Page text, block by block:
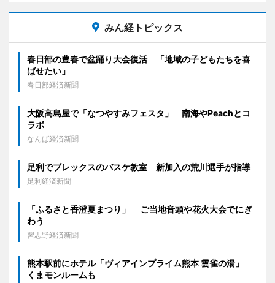
みん経トピックス
春日部の豊春で盆踊り大会復活 「地域の子どもたちを喜
ばせたい」
春日部経済新聞
大阪高島屋で「なつやすみフェスタ」 南海やPeachとコ
ラボ
なんば経済新聞
足利でブレックスのバスケ教室 新加入の荒川選手が指導
足利経済新聞
「ふるさと香澄夏まつり」 ご当地音頭や花火大会でにぎ
わう
習志野経済新聞
熊本駅前にホテル「ヴィアインプライム熊本 雲雀の湯」
くまモンルームも